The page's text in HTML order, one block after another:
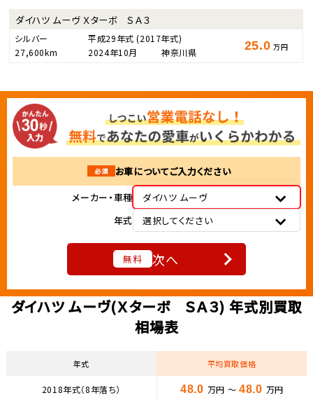
ダイハツ ムーヴ Ｘターボ ＳＡ３
シルバー 平成29年式(2017年式)
27,600km
2024年10月 神奈川県 25.0 万円
必須
お車についてご入力ください
メーカー・車種
ダイハツ ムーヴ
年式
選択してください
無料 次へ
ダイハツ ムーヴ(Ｘターボ ＳＡ３) 年式別買取
相場表
年式 平均買取価格
2018年式（8年落ち） 48.0 万円 ～ 48.0 万円